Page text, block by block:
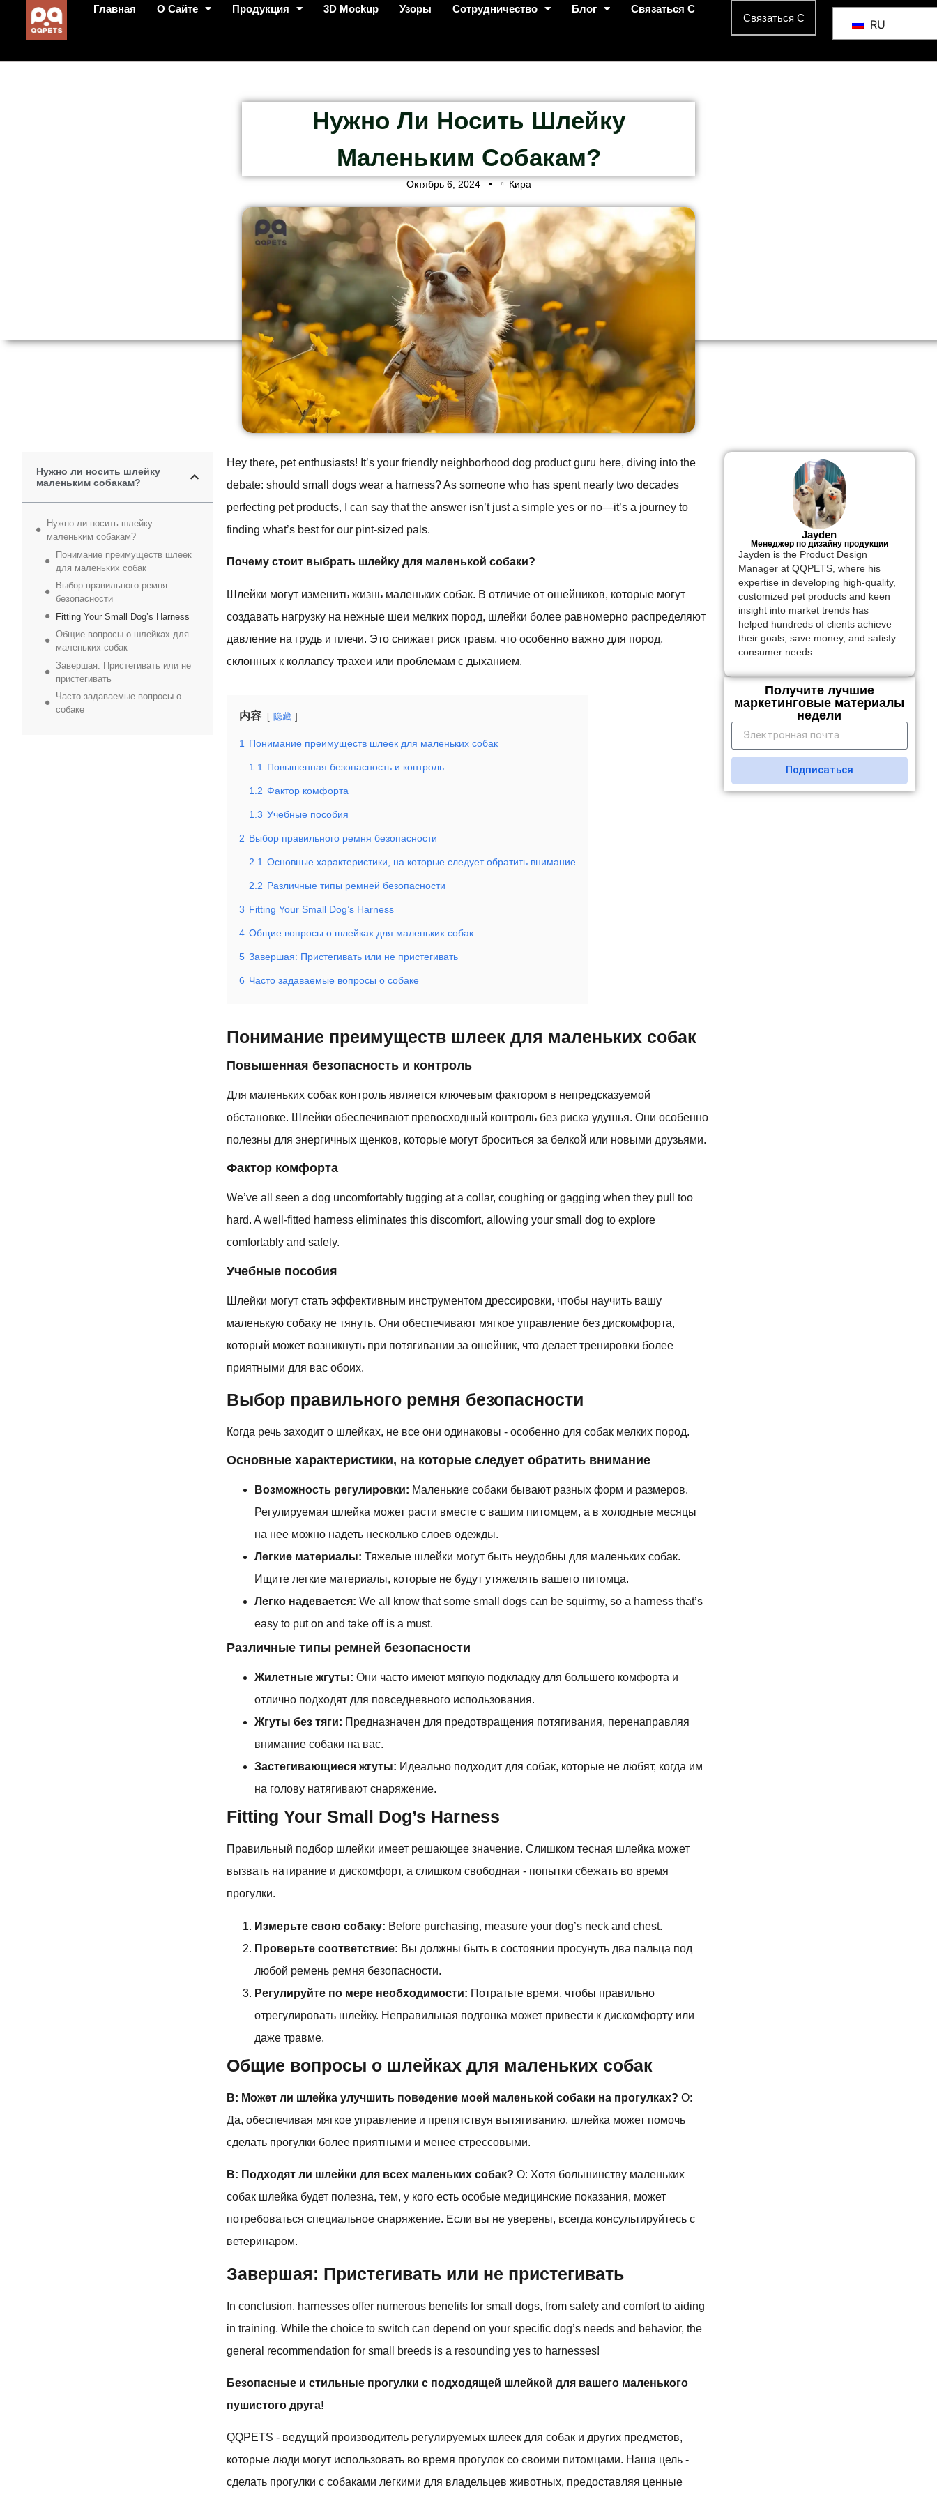
Главная О Сайте Продукция 3D Mockup Узоры Сотрудничество Блог Связаться С
Связаться С RU
Нужно Ли Носить Шлейку
Маленьким Собакам?
Октябрь 6, 2024 Кира
Нужно ли носить шлейку
маленьким собакам?
Нужно ли носить шлейку
маленьким собакам?
Понимание преимуществ шлеек
для маленьких собак
Выбор правильного ремня
безопасности
Fitting Your Small Dog’s Harness
Общие вопросы о шлейках для
маленьких собак
Завершая: Пристегивать или не
пристегивать
Часто задаваемые вопросы о
собаке
Hey there, pet enthusiasts! It’s your friendly neighborhood dog product guru here, diving into the
debate: should small dogs wear a harness? As someone who has spent nearly two decades
perfecting pet products, I can say that the answer isn’t just a simple yes or no—it’s a journey to
finding what’s best for our pint-sized pals.
Почему стоит выбрать шлейку для маленькой собаки?
Шлейки могут изменить жизнь маленьких собак. В отличие от ошейников, которые могут
создавать нагрузку на нежные шеи мелких пород, шлейки более равномерно распределяют
давление на грудь и плечи. Это снижает риск травм, что особенно важно для пород,
склонных к коллапсу трахеи или проблемам с дыханием.
内容 隐藏
1 Понимание преимуществ шлеек для маленьких собак
1.1 Повышенная безопасность и контроль
1.2 Фактор комфорта
1.3 Учебные пособия
2 Выбор правильного ремня безопасности
2.1 Основные характеристики, на которые следует обратить внимание
2.2 Различные типы ремней безопасности
3 Fitting Your Small Dog’s Harness
4 Общие вопросы о шлейках для маленьких собак
5 Завершая: Пристегивать или не пристегивать
6 Часто задаваемые вопросы о собаке
Понимание преимуществ шлеек для маленьких собак
Повышенная безопасность и контроль
Для маленьких собак контроль является ключевым фактором в непредсказуемой
обстановке. Шлейки обеспечивают превосходный контроль без риска удушья. Они особенно
полезны для энергичных щенков, которые могут броситься за белкой или новыми друзьями.
Фактор комфорта
We’ve all seen a dog uncomfortably tugging at a collar, coughing or gagging when they pull too
hard. A well-fitted harness eliminates this discomfort, allowing your small dog to explore
comfortably and safely.
Учебные пособия
Шлейки могут стать эффективным инструментом дрессировки, чтобы научить вашу
маленькую собаку не тянуть. Они обеспечивают мягкое управление без дискомфорта,
который может возникнуть при потягивании за ошейник, что делает тренировки более
приятными для вас обоих.
Выбор правильного ремня безопасности
Когда речь заходит о шлейках, не все они одинаковы - особенно для собак мелких пород.
Основные характеристики, на которые следует обратить внимание
Возможность регулировки: Маленькие собаки бывают разных форм и размеров.
Регулируемая шлейка может расти вместе с вашим питомцем, а в холодные месяцы
на нее можно надеть несколько слоев одежды.
Легкие материалы: Тяжелые шлейки могут быть неудобны для маленьких собак.
Ищите легкие материалы, которые не будут утяжелять вашего питомца.
Легко надевается: We all know that some small dogs can be squirmy, so a harness that’s
easy to put on and take off is a must.
Различные типы ремней безопасности
Жилетные жгуты: Они часто имеют мягкую подкладку для большего комфорта и
отлично подходят для повседневного использования.
Жгуты без тяги: Предназначен для предотвращения потягивания, перенаправляя
внимание собаки на вас.
Застегивающиеся жгуты: Идеально подходит для собак, которые не любят, когда им
на голову натягивают снаряжение.
Fitting Your Small Dog’s Harness
Правильный подбор шлейки имеет решающее значение. Слишком тесная шлейка может
вызвать натирание и дискомфорт, а слишком свободная - попытки сбежать во время
прогулки.
Измерьте свою собаку: Before purchasing, measure your dog’s neck and chest.
Проверьте соответствие: Вы должны быть в состоянии просунуть два пальца под
любой ремень ремня безопасности.
Регулируйте по мере необходимости: Потратьте время, чтобы правильно
отрегулировать шлейку. Неправильная подгонка может привести к дискомфорту или
даже травме.
Общие вопросы о шлейках для маленьких собак
В: Может ли шлейка улучшить поведение моей маленькой собаки на прогулках? О:
Да, обеспечивая мягкое управление и препятствуя вытягиванию, шлейка может помочь
сделать прогулки более приятными и менее стрессовыми.
В: Подходят ли шлейки для всех маленьких собак? О: Хотя большинству маленьких
собак шлейка будет полезна, тем, у кого есть особые медицинские показания, может
потребоваться специальное снаряжение. Если вы не уверены, всегда консультируйтесь с
ветеринаром.
Завершая: Пристегивать или не пристегивать
In conclusion, harnesses offer numerous benefits for small dogs, from safety and comfort to aiding
in training. While the choice to switch can depend on your specific dog’s needs and behavior, the
general recommendation for small breeds is a resounding yes to harnesses!
Безопасные и стильные прогулки с подходящей шлейкой для вашего маленького
пушистого друга!
QQPETS - ведущий производитель регулируемых шлеек для собак и других предметов,
которые люди могут использовать во время прогулок со своими питомцами. Наша цель -
сделать прогулки с собаками легкими для владельцев животных, предоставляя ценные
Jayden
Менеджер по дизайну продукции
Jayden is the Product Design
Manager at QQPETS, where his
expertise in developing high-quality,
customized pet products and keen
insight into market trends has
helped hundreds of clients achieve
their goals, save money, and satisfy
consumer needs.
Получите лучшие
маркетинговые материалы
недели
Подписаться